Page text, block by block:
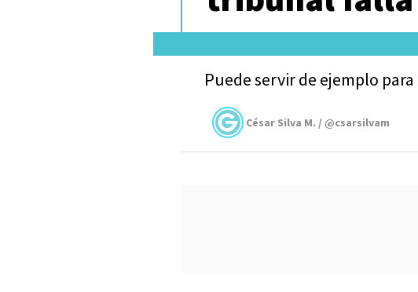
Puede servir de ejemplo
César Silva M. / @csarsilvam